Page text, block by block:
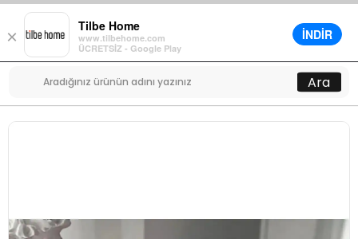
×
Tilbe Home
www.tilbehome.com
ÜCRETSİZ - Google Play
İNDİR
Menü
0
Ara